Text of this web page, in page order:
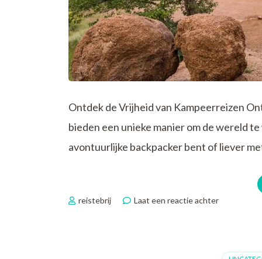
Ontdek de Vrijheid van Kampeerreizen
bieden een unieke manier om de wereld
avontuurlijke backpacker bent of liever
reistebrij Laat een reactie achterop